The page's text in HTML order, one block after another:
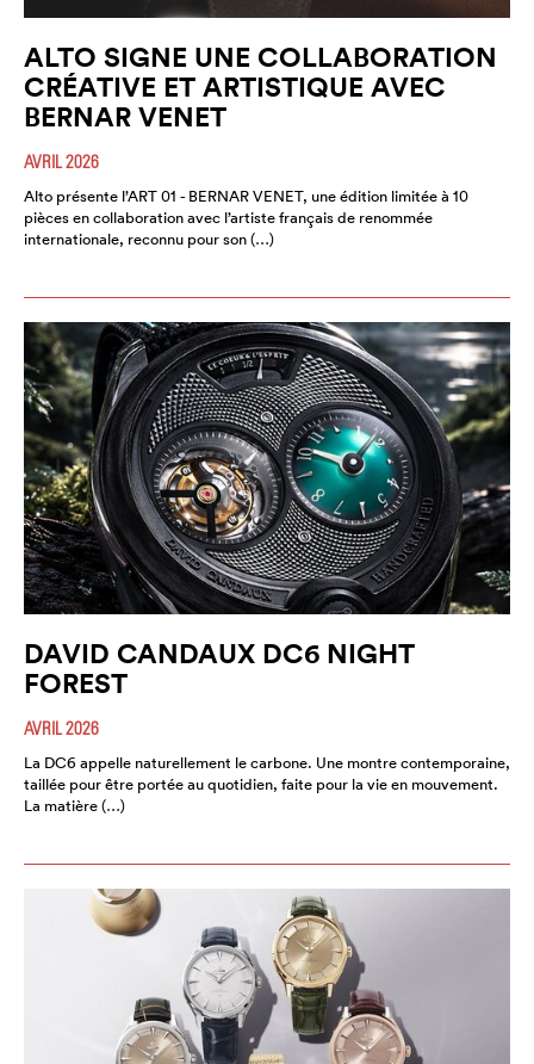
ALTO SIGNE UNE COLLABORATION
CRÉATIVE ET ARTISTIQUE AVEC
BERNAR VENET
AVRIL 2026
Alto présente l’ART 01 - BERNAR VENET, une édition limitée à 10
pièces en collaboration avec l’artiste français de renommée
internationale, reconnu pour son (…)
DAVID CANDAUX DC6 NIGHT
FOREST
AVRIL 2026
La DC6 appelle naturellement le carbone. Une montre contemporaine,
taillée pour être portée au quotidien, faite pour la vie en mouvement.
La matière (…)